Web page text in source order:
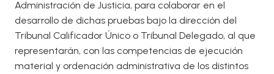
Administración de Justicia, para colaborar en el
desarrollo de dichas pruebas bajo la dirección del
Tribunal Calificador Único o Tribunal Delegado, al que
representarán, con las competencias de ejecución
material y ordenación administrativa de los distintos